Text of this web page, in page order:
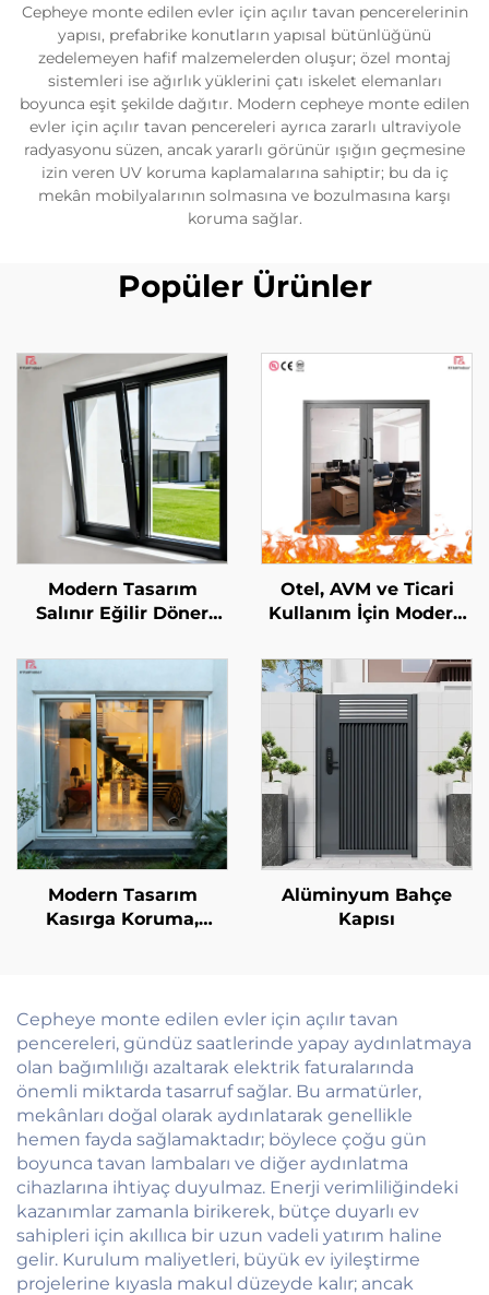
Cepheye monte edilen evler için açılır tavan pencerelerinin
yapısı, prefabrike konutların yapısal bütünlüğünü
zedelemeyen hafif malzemelerden oluşur; özel montaj
sistemleri ise ağırlık yüklerini çatı iskelet elemanları
boyunca eşit şekilde dağıtır. Modern cepheye monte edilen
evler için açılır tavan pencereleri ayrıca zararlı ultraviyole
radyasyonu süzen, ancak yararlı görünür ışığın geçmesine
izin veren UV koruma kaplamalarına sahiptir; bu da iç
mekân mobilyalarının solmasına ve bozulmasına karşı
koruma sağlar.
Popüler Ürünler
Modern Tasarım
Salınır Eğilir Döner
Saplama Pencereleri,
Ekstra İnce Çerçeveli,
Ses Yalıtımlı Ekran, Isı
Yalıtımı
Otel, AVM ve Ticari
Kullanım İçin Modern
Kapısı, İç Yüzeyi
Yangın Dereceli,
İşlenmiş Yüzeyli
Yangın Kapısı
Modern Tasarım
Kasırga Koruma,
Dış Mekân Cam
Sürgülü Kapılar
Alüminyum Bahçe
Kapısı
Cepheye monte edilen evler için açılır tavan
pencereleri, gündüz saatlerinde yapay aydınlatmaya
olan bağımlılığı azaltarak elektrik faturalarında
önemli miktarda tasarruf sağlar. Bu armatürler,
mekânları doğal olarak aydınlatarak genellikle
hemen fayda sağlamaktadır; böylece çoğu gün
boyunca tavan lambaları ve diğer aydınlatma
cihazlarına ihtiyaç duyulmaz. Enerji verimliliğindeki
kazanımlar zamanla birikerek, bütçe duyarlı ev
sahipleri için akıllıca bir uzun vadeli yatırım haline
gelir. Kurulum maliyetleri, büyük ev iyileştirme
projelerine kıyasla makul düzeyde kalır; ancak